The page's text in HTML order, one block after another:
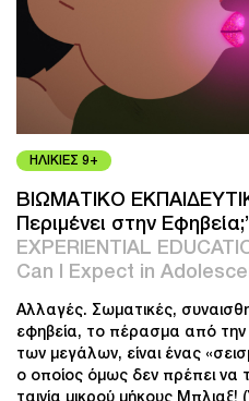
ΗΛΙΚΙΕΣ 9+
ΒΙΩΜΑΤΙΚΟ
Περιμένει στην Εφηβεία;’
EXPERIENTIAL
Can I Expect in
Αλλαγές. Σωματικές,
εφηβεία, το πέρασμα από την
των μεγάλων, είναι ένας
ο οποίος όμως δεν πρέπει να
ταινία μικρού μήκους Μπλιαξ!